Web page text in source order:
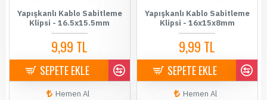
Yapışkanlı Kablo Sabitleme
Klipsi - 16.5x15.5mm
9,99 TL
SEPETE EKLE
Hemen Al
Yapışkanlı Kablo Sabitleme
Klipsi - 16x15x8mm
9,99 TL
SEPETE EKLE
Hemen Al